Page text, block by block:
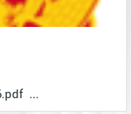
điểm báo cchc tỉnh lâm đồng 10.4.2026.pdf ...